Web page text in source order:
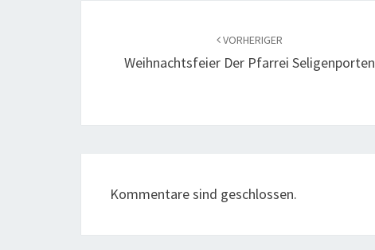
VORHERIGER
Weihnachtsfeier Der Pfarrei Seligenporten
Kommentare sind geschlossen.